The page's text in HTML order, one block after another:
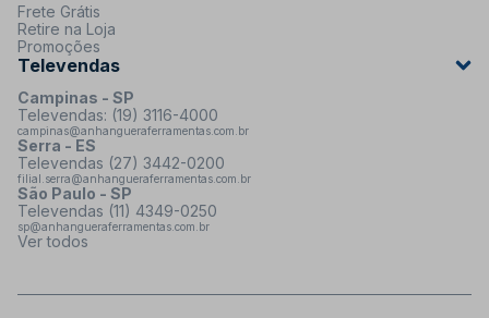
Frete Grátis
Retire na Loja
Promoções
Televendas
Campinas - SP
Televendas: (19) 3116-4000
campinas@anhangueraferramentas.com.br
Serra - ES
Televendas (27) 3442-0200
filial.serra@anhangueraferramentas.com.br
São Paulo - SP
Televendas (11) 4349-0250
sp@anhangueraferramentas.com.br
Ver todos